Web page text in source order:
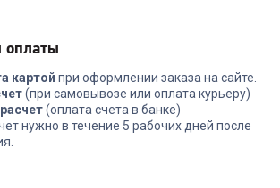
оплаты
картой при оформлении заказа на сайте.
(при самовывозе или оплата курьеру)
(оплата счета в банке)
нужно в течение 5 рабочих дней после